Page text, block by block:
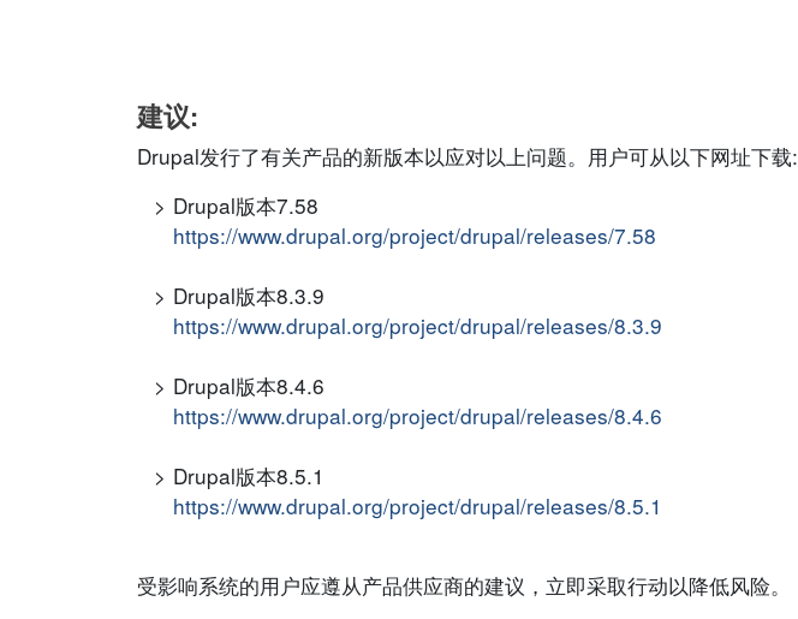
建议:
Drupal发行了有关产品的新版本以应对以上问题。用户可从以下网址下载:
Drupal版本7.58
https://www.drupal.org/project/drupal/releases/7.58
Drupal版本8.3.9
https://www.drupal.org/project/drupal/releases/8.3.9
Drupal版本8.4.6
https://www.drupal.org/project/drupal/releases/8.4.6
Drupal版本8.5.1
https://www.drupal.org/project/drupal/releases/8.5.1
受影响系统的用户应遵从产品供应商的建议，立即采取行动以降低风险。